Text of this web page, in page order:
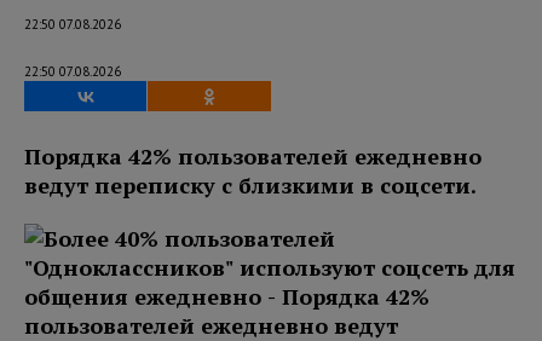
22:50 07.08.2026
22:50 07.08.2026
Порядка 42% пользователей ежедневно
ведут переписку с близкими в соцсети.